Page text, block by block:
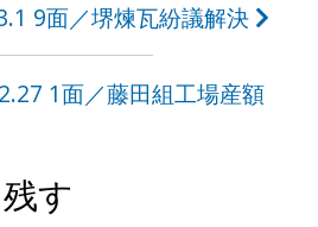
9面／堺煉瓦紛議解決
1面／藤田組工場産額
す